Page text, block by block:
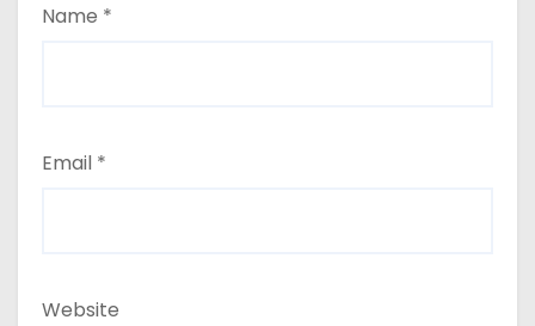
Name *
Email *
Website